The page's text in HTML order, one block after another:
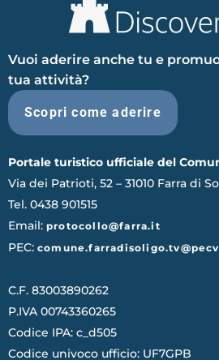
Vuoi aderire anche tu e
tua attività?
Scopri come aderire
Portale turistico ufficiale del
Via dei Patrioti, 52 – 31010 Farra di
Tel. 0438 901515
Email: protocollo@farra.it
PEC:
C.F. 83003890262
P.IVA 00743360265
Codice IPA: c_d505
Codice univoco ufficio: UF7GPB